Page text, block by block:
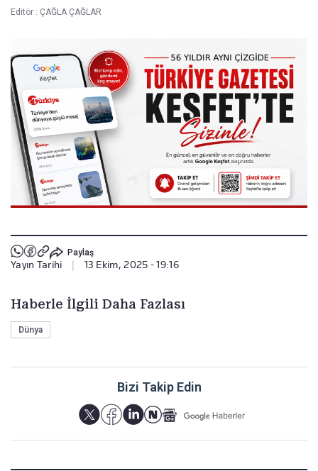
Editör : ÇAĞLA ÇAĞLAR
Paylaş
Yayın Tarihi 13 Ekim, 2025 - 19:16
Haberle İlgili Daha Fazlası
Dünya
Bizi Takip Edin